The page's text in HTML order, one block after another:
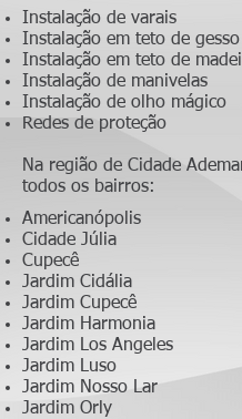
Instalação de varais
Instalação em teto de gesso
Instalação em teto de
Instalação de manivelas
Instalação de olho mágico
Redes de proteção
Na região de Cidade
todos os bairros:
Americanópolis
Cidade Júlia
Cupecê
Jardim Cidália
Jardim Cupecê
Jardim Harmonia
Jardim Los Angeles
Jardim Luso
Jardim Nosso Lar
Jardim Orly